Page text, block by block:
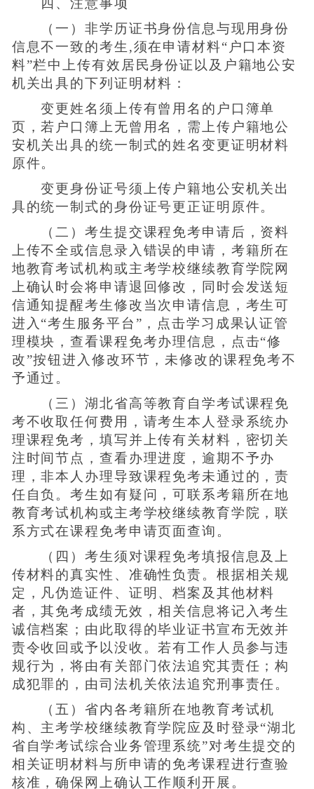
（一）非学历证书身份信息与现用身份
信息不一致的考生,须在申请材料“户口本资
料”栏中上传有效居民身份证以及户籍地公安
机关出具的下列证明材料：
变更姓名须上传有曾用名的户口簿单
页，若户口簿上无曾用名，需上传户籍地公
安机关出具的统一制式的姓名变更证明材料
原件。
变更身份证号须上传户籍地公安机关出
具的统一制式的身份证号更正证明原件。
（二）考生提交课程免考申请后，资料
上传不全或信息录入错误的申请，考籍所在
地教育考试机构或主考学校继续教育学院网
上确认时会将申请退回修改，同时会发送短
信通知提醒考生修改当次申请信息，考生可
进入“考生服务平台”，点击学习成果认证管
理模块，查看课程免考办理信息，点击“修
改”按钮进入修改环节，未修改的课程免考不
予通过。
（三）湖北省高等教育自学考试课程免
考不收取任何费用，请考生本人登录系统办
理课程免考，填写并上传有关材料，密切关
注时间节点，查看办理进度，逾期不予办
理，非本人办理导致课程免考未通过的，责
任自负。考生如有疑问，可联系考籍所在地
教育考试机构或主考学校继续教育学院，联
系方式在课程免考申请页面查询。
（四）考生须对课程免考填报信息及上
传材料的真实性、准确性负责。根据相关规
定，凡伪造证件、证明、档案及其他材料
者，其免考成绩无效，相关信息将记入考生
诚信档案；由此取得的毕业证书宣布无效并
责令收回或予以没收。若有工作人员参与违
规行为，将由有关部门依法追究其责任；构
成犯罪的，由司法机关依法追究刑事责任。
（五）省内各考籍所在地教育考试机
构、主考学校继续教育学院应及时登录“湖北
省自学考试综合业务管理系统”对考生提交的
相关证明材料与所申请的免考课程进行查验
核准，确保网上确认工作顺利开展。